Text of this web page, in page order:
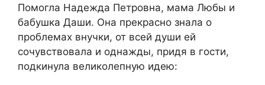
Помогла Надежда Петровна, мама Любы и
бабушка Даши. Она прекрасно знала о
проблемах внучки, от всей души ей
сочувствовала и однажды, придя в гости,
подкинула великолепную идею: